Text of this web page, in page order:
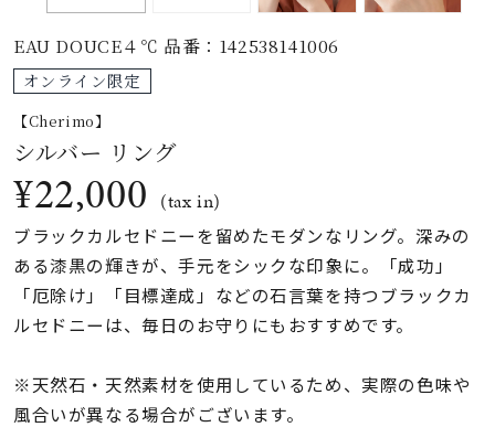
石の色
ファッションテイス
ト
着用シーン
コレクション
レディース
リングサイズ
～
EAU DOUCE４℃ 品番：142538141006
オンライン限定
【Cherimo】
シルバー リング
¥22,000 (tax in)
ブラックカルセドニーを留めたモダンなリング。深みの
ある漆黒の輝きが、手元をシックな印象に。「成功」
「厄除け」「目標達成」などの石言葉を持つブラックカ
ルセドニーは、毎日のお守りにもおすすめです。
※天然石・天然素材を使用しているため、実際の色味や
風合いが異なる場合がございます。